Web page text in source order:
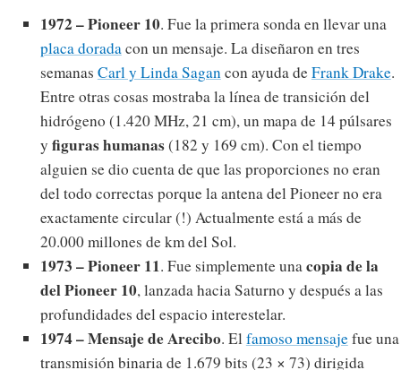
1972 – Pioneer 10. Fue la primera sonda en llevar una
placa doradacon un mensaje. La diseñaron en tres
semanas Carl y Linda Sagancon ayuda deFrank Drake.
Entre otras cosas mostraba la línea de transición del
hidrógeno (1.420 MHz, 21 cm), un mapa de 14 púlsares
y figuras humanas(182 y 169 cm). Con el tiempo
alguien se dio cuenta de que las proporciones no eran
del todo correctas porque la antena del Pioneer no era
exactamente circular (!) Actualmente está a más de
20.000 millones de km del Sol.
1973 – Pioneer 11. Fue simplemente unacopia de la
del Pioneer 10, lanzada hacia Saturno y después a las
profundidades del espacio interestelar.
1974 – Mensaje de Arecibo. Elfamoso mensajefue una
transmisión binaria de 1.679 bits (23 × 73) dirigida